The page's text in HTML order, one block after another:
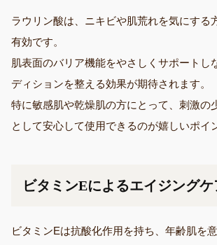
ラウリン酸は、ニキビや肌荒れを気にする
有効です。
肌表面のバリア機能をやさしくサポートし
ディションを整える効果が期待されます。
特に敏感肌や乾燥肌の方にとって、刺激の
として安心して使用できるのが嬉しいポイ
ビタミンEによるエイジング
ビタミンEは抗酸化作用を持ち、年齢肌を